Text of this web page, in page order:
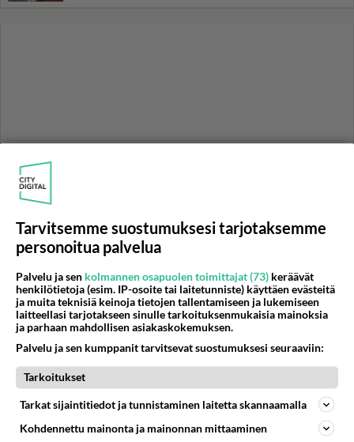
RESEPTIT
Kikhernepihvit on vaivaton
ratkaisu arjen ruokapöytään.
Kuivakakku on perinteikäs
kahvipöydän leivonnainen.
Tarvitsemme suostumuksesi tarjotaksemme
personoitua palvelua
Palvelu ja sen kolmannen osapuolen toimittajat (73) keräävät
henkilötietoja (esim. IP-osoite tai laitetunniste) käyttäen evästeitä
ja muita teknisiä keinoja tietojen tallentamiseen ja lukemiseen
laitteellasi tarjotakseen sinulle tarkoituksenmukaisia mainoksia
ja parhaan mahdollisen asiakaskokemuksen.
Palvelu ja sen kumppanit tarvitsevat suostumuksesi seuraaviin:
Tarkoitukset
Tarkat sijaintitiedot ja tunnistaminen laitetta skannaamalla
Kohdennettu mainonta ja mainonnan mittaaminen